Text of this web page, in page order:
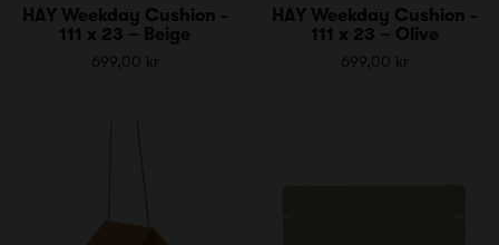
HAY Weekday Cushion -
111 x 23 – Beige
699,00 kr
HAY Weekday Cushion -
111 x 23 – Olive
699,00 kr